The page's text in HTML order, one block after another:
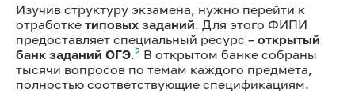
Изучив структуру экзамена, нужно перейти к
отработке типовых заданий. Для этого ФИПИ
предоставляет специальный ресурс – открытый
банк заданий ОГЭ.2 В открытом банке собраны
тысячи вопросов по темам каждого предмета,
полностью соответствующие спецификациям.